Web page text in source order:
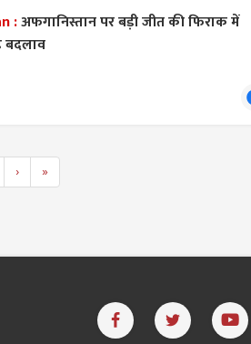
:अफगानिस्तान पर बड़ी जीत की फिराक में
बदलाव
› »